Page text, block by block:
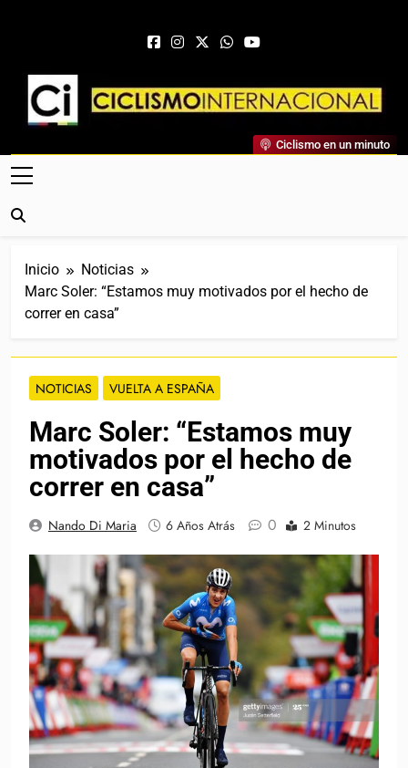
Ciclismo Internacional
Web Dedicada Al Ciclismo Mundial. Entrevistas, Análisis,
Crónicas, Previas Y Más. La Web Ciclista De Referencia.
Ciclismo en un minuto
Inicio
Noticias
Marc Soler: “Estamos muy motivados por el hecho de
correr en casa”
NOTICIAS VUELTA A ESPAÑA
Marc Soler: “Estamos muy
motivados por el hecho de
correr en casa”
Nando Di Maria 6 Años Atrás 0 2 Minutos